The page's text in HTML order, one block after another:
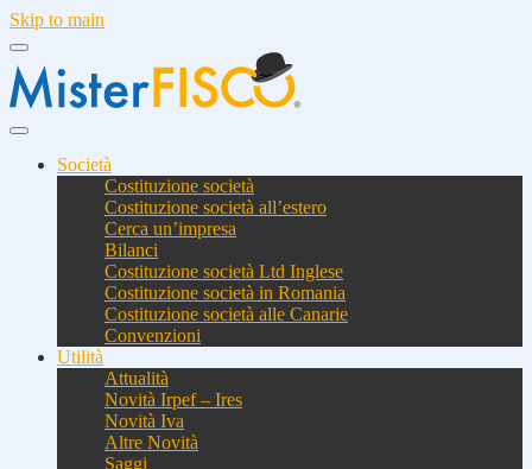
Skip to main
Società
Costituzione società
Costituzione società all’estero
Cerca un’impresa
Bilanci
Costituzione società Ltd Inglese
Costituzione società in Romania
Costituzione società alle Canarie
Convenzioni
Utilità
Attualità
Novità Irpef – Ires
Novità Iva
Altre Novità
Saggi